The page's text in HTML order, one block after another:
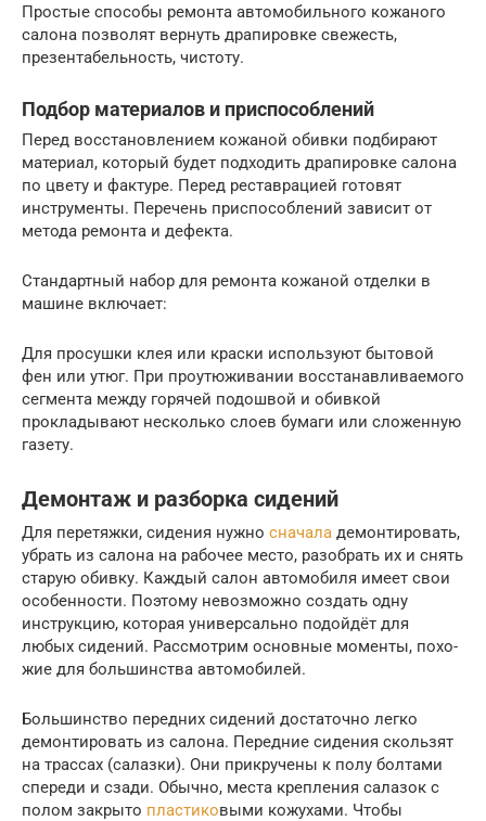
Простые способы ремонта автомобильного кожаного
салона позволят вернуть драпировке свежесть,
презентабельность, чистоту.
Подбор материалов и приспособлений
Перед восстановлением кожаной обивки подбирают
материал, который будет подходить драпировке салона
по цвету и фактуре. Перед реставрацией готовят
инструменты. Перечень приспособлений зависит от
метода ремонта и дефекта.
Стандартный набор для ремонта кожаной отделки в
машине включает:
Для просушки клея или краски используют бытовой
фен или утюг. При проутюживании восстанавливаемого
сегмента между горячей подошвой и обивкой
прокладывают несколько слоев бумаги или сложенную
газету.
Демонтаж и разборка сидений
Для пере­тяж­ки, сиде­ния нуж­но сна­ча­ла демон­ти­ро­вать,
убрать из сало­на на рабо­чее место, разо­брать их и снять
ста­рую обив­ку. Каж­дый салон авто­мо­би­ля име­ет свои
осо­бен­но­сти. Поэто­му невоз­мож­но создать одну
инструк­цию, кото­рая уни­вер­саль­но подой­дёт для
любых сиде­ний. Рас­смот­рим основ­ные момен­ты, похо­
жие для боль­шин­ства авто­мо­би­лей.
Боль­шин­ство перед­них сиде­ний доста­точ­но лег­ко
демон­ти­ро­вать из сало­на. Перед­ние сиде­ния сколь­зят
на трас­сах (салаз­ки). Они при­кру­че­ны к полу бол­та­ми
спе­ре­ди и сза­ди. Обыч­но, места креп­ле­ния сала­зок с
полом закры­то пла­сти­ко­вы­ми кожу­ха­ми. Что­бы